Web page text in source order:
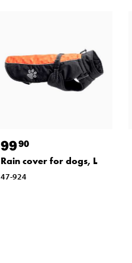
9990
Rain cover for dogs, L
47-924